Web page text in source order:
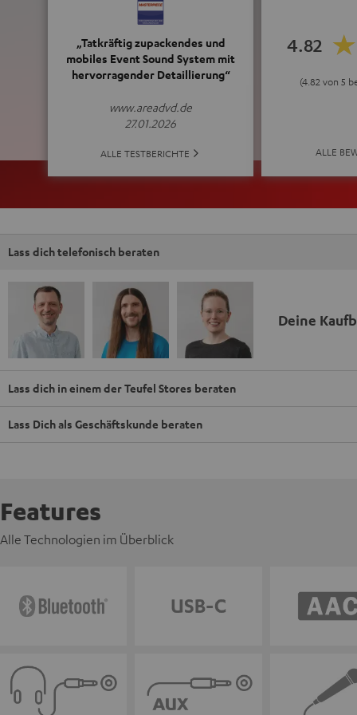
„Tatkräftig zupackendes und
mobiles Event Sound System mit
hervorragender Detaillierung“
www.areadvd.de
27.01.2026
ALLE TESTBERICHTE
4.82
(4.82 von 5
ALLE
Lass dich telefonisch beraten
Deine
Lass dich in einem der Teufel Stores beraten
Lass Dich als Geschäftskunde beraten
Features
Alle Technologien im Überblick